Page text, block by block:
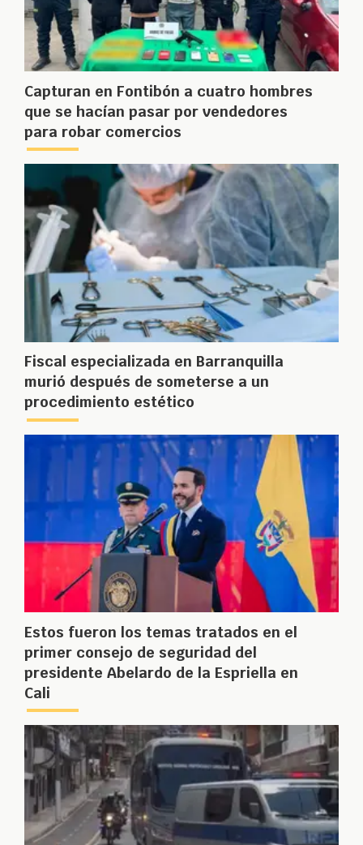
Capturan en Fontibón a cuatro hombres
que se hacían pasar por vendedores
para robar comercios
Fiscal especializada en Barranquilla
murió después de someterse a un
procedimiento estético
Estos fueron los temas tratados en el
primer consejo de seguridad del
presidente Abelardo de la Espriella en
Cali